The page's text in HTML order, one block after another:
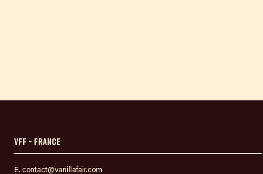
VFF - France
E. contact@vanillafair.com